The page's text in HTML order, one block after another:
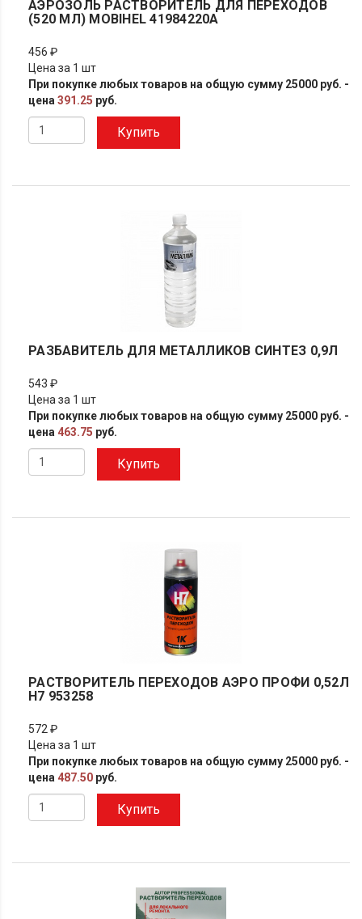
АЭРОЗОЛЬ РАСТВОРИТЕЛЬ ДЛЯ ПЕРЕХОДОВ
(520 МЛ) MOBIHEL 41984220A
456 ₽
Цена за 1 шт
При покупке любых товаров на общую сумму 25000 руб. -
цена 391.25 руб.
Купить
РАЗБАВИТЕЛЬ ДЛЯ МЕТАЛЛИКОВ СИНТЕЗ 0,9Л
543 ₽
Цена за 1 шт
При покупке любых товаров на общую сумму 25000 руб. -
цена 463.75 руб.
Купить
РАСТВОРИТЕЛЬ ПЕРЕХОДОВ АЭРО ПРОФИ 0,52Л
H7 953258
572 ₽
Цена за 1 шт
При покупке любых товаров на общую сумму 25000 руб. -
цена 487.50 руб.
Купить